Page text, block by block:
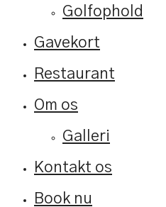
Golfophold
Gavekort
Restaurant
Om os
Galleri
Kontakt os
Book nu